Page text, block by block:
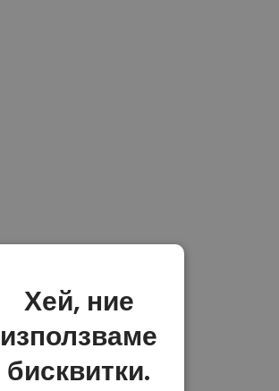
Хей, ние
използваме
бисквитки.